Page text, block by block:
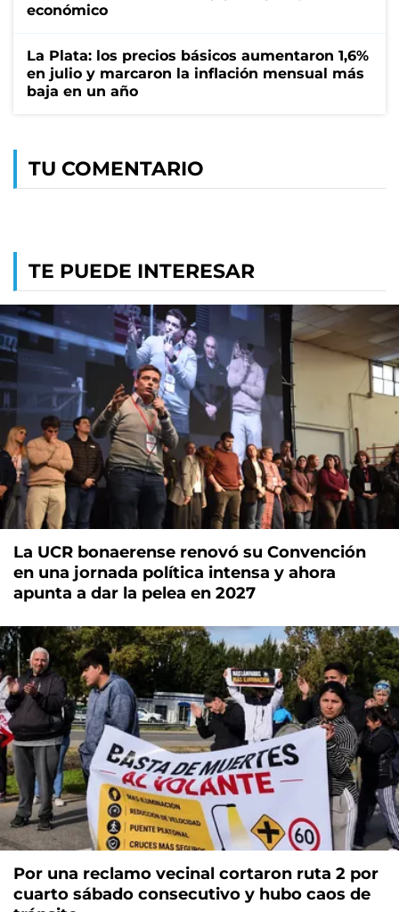
económico
La Plata: los precios básicos aumentaron 1,6%
en julio y marcaron la inflación mensual más
baja en un año
TU COMENTARIO
TE PUEDE INTERESAR
La UCR bonaerense renovó su Convención
en una jornada política intensa y ahora
apunta a dar la pelea en 2027
Por una reclamo vecinal cortaron ruta 2 por
cuarto sábado consecutivo y hubo caos de